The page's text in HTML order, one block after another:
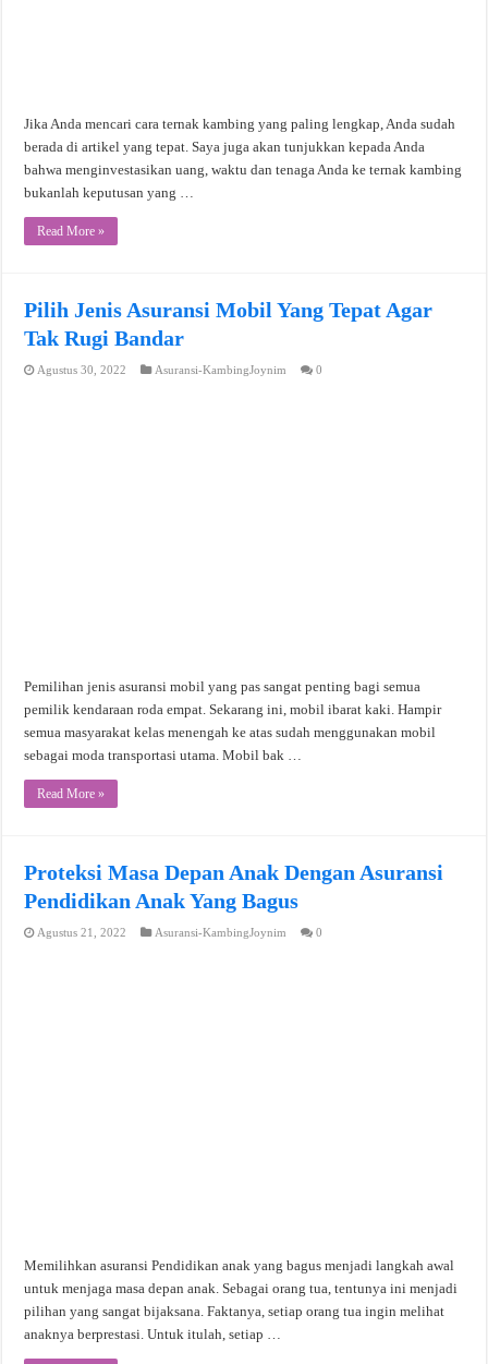
Jika Anda mencari cara ternak kambing yang paling lengkap, Anda sudah
berada di artikel yang tepat. Saya juga akan tunjukkan kepada Anda
bahwa menginvestasikan uang, waktu dan tenaga Anda ke ternak kambing
bukanlah keputusan yang …
Read More »
Pilih Jenis Asuransi Mobil Yang Tepat Agar
Tak Rugi Bandar
Agustus 30, 2022 Asuransi-KambingJoynim 0
Pemilihan jenis asuransi mobil yang pas sangat penting bagi semua
pemilik kendaraan roda empat. Sekarang ini, mobil ibarat kaki. Hampir
semua masyarakat kelas menengah ke atas sudah menggunakan mobil
sebagai moda transportasi utama. Mobil bak …
Read More »
Proteksi Masa Depan Anak Dengan Asuransi
Pendidikan Anak Yang Bagus
Agustus 21, 2022 Asuransi-KambingJoynim 0
Memilihkan asuransi Pendidikan anak yang bagus menjadi langkah awal
untuk menjaga masa depan anak. Sebagai orang tua, tentunya ini menjadi
pilihan yang sangat bijaksana. Faktanya, setiap orang tua ingin melihat
anaknya berprestasi. Untuk itulah, setiap …